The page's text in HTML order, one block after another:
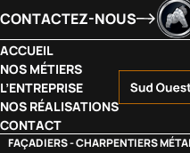
CONTACTEZ-NOUS
ACCUEIL
NOS MÉTIERS
L’ENTREPRISE
NOS RÉALISATIONS
CONTACT
FAÇADIERS - CHARPENTIERS